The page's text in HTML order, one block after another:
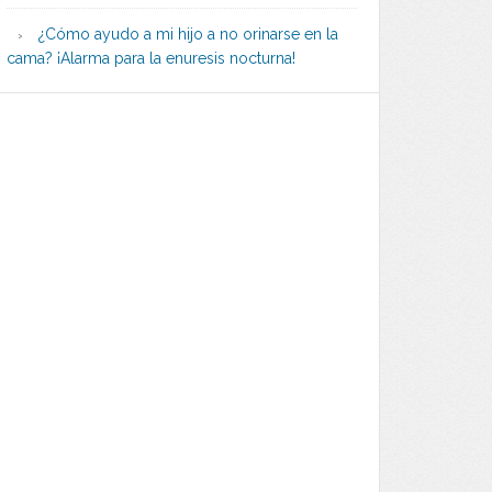
¿Cómo ayudo a mi hijo a no orinarse en la
cama? ¡Alarma para la enuresis nocturna!